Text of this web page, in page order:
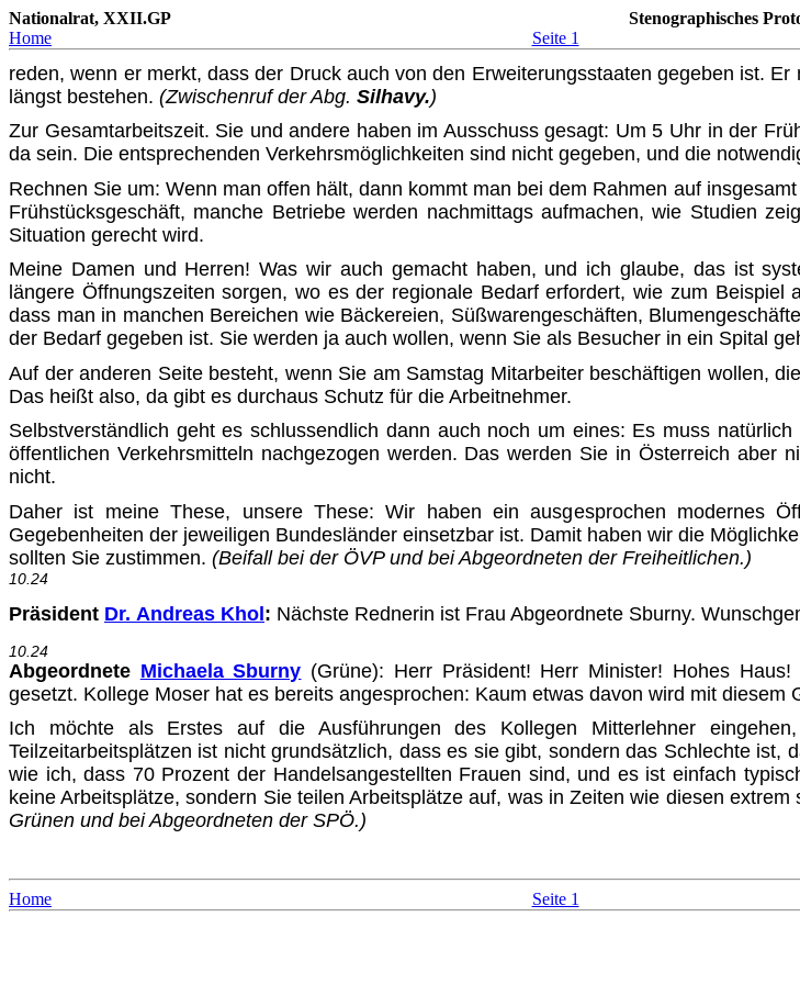
Nationalrat, XXII.GP Stenographisches
Home
Seite 1
reden, wenn er merkt, dass der Druck auch von den Erweiterungsstaaten gegeben ist.
längst bestehen. (Zwischenruf der Abg. Silhavy.)
Zur Gesamtarbeitszeit. Sie und andere haben im Ausschuss gesagt: Um 5 Uhr in der
da sein. Die entsprechenden Verkehrsmöglichkeiten sind nicht gegeben, und die
Rechnen Sie um: Wenn man offen hält, dann kommt man bei dem Rahmen auf
Frühstücksgeschäft, manche Betriebe werden nachmittags aufmachen, wie Studien
Situation gerecht wird.
Meine Damen und Herren! Was wir auch gemacht haben, und ich glaube, das ist
längere Öffnungszeiten sorgen, wo es der regionale Bedarf erfordert, wie zum Beispiel
dass man in manchen Bereichen wie Bäckereien, Süßwarengeschäften,
der Bedarf gegeben ist. Sie werden ja auch wollen, wenn Sie als Besucher in ein Spital
Auf der anderen Seite besteht, wenn Sie am Samstag Mitarbeiter beschäftigen wollen,
Das heißt also, da gibt es durchaus Schutz für die Arbeitnehmer.
Selbstverständlich geht es schlussendlich dann auch noch um eines: Es muss
öffentlichen Verkehrsmitteln nachgezogen werden. Das werden Sie in Österreich
nicht.
Daher ist meine These, unsere These: Wir haben ein ausgesprochen modernes
Gegebenheiten der jeweiligen Bundesländer einsetzbar ist. Damit haben wir die
sollten Sie zustimmen. (Beifall bei der ÖVP und bei Abgeordneten der Freiheitlichen.)
10.24
Präsident Dr. Andreas Khol : Nächste Rednerin ist Frau Abgeordnete Sburny.
10.24
Abgeordnete Michaela Sburny (Grüne): Herr Präsident! Herr Minister! Hohes
gesetzt. Kol­lege Moser hat es bereits angesprochen: Kaum etwas davon wird mit diesem
Ich möchte als Erstes auf die Ausführungen des Kollegen Mitterlehner
Teilzeitarbeitsplätzen ist nicht grundsätzlich, dass es sie gibt, sondern das Schlechte
wie ich, dass 70 Prozent der Handelsangestellten Frauen sind, und es ist einfach
keine Arbeitsplätze, sondern Sie teilen Arbeitsplätze auf, was in Zeiten wie diesen
Grünen und bei Abgeordneten der SPÖ.)
Home Seite 1